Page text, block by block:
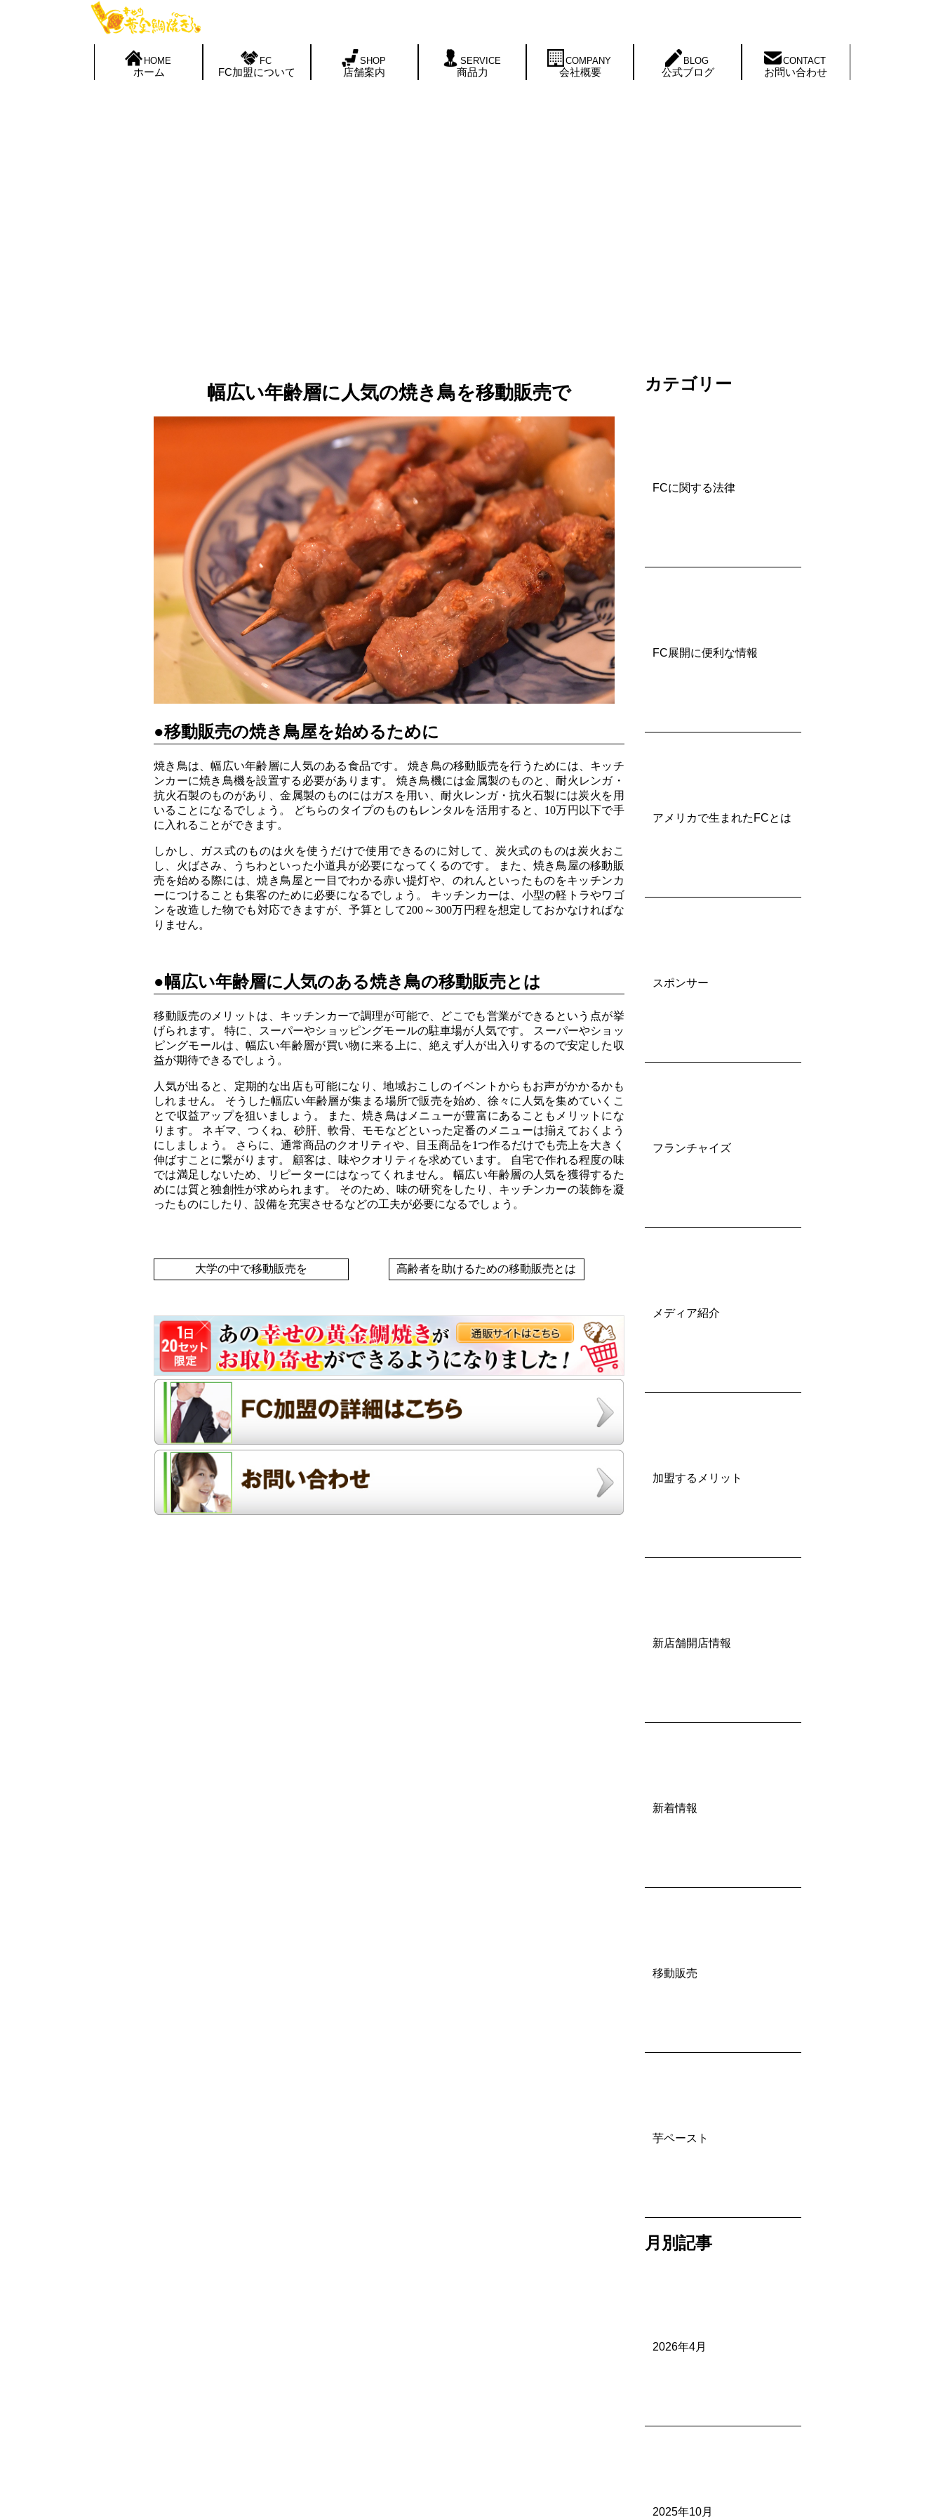
HOME
ホーム
FC
FC加盟について
SHOP
店舗案内
SERVICE
商品力
COMPANY
会社概要
BLOG
公式ブログ
CONTACT
お問い合わせ
幅広い年齢層に人気の焼き鳥を移動販売で
●移動販売の焼き鳥屋を始めるために
焼き鳥は、幅広い年齢層に人気のある食品です。 焼き鳥の移動販売を行うためには、キッチ
ンカーに焼き鳥機を設置する必要があります。 焼き鳥機には金属製のものと、耐火レンガ・
抗火石製のものがあり、金属製のものにはガスを用い、耐火レンガ・抗火石製には炭火を用
いることになるでしょう。 どちらのタイプのものもレンタルを活用すると、10万円以下で手
に入れることができます。
しかし、ガス式のものは火を使うだけで使用できるのに対して、炭火式のものは炭火おこ
し、火ばさみ、うちわといった小道具が必要になってくるのです。 また、焼き鳥屋の移動販
売を始める際には、焼き鳥屋と一目でわかる赤い提灯や、のれんといったものをキッチンカ
ーにつけることも集客のために必要になるでしょう。 キッチンカーは、小型の軽トラやワゴ
ンを改造した物でも対応できますが、予算として200～300万円程を想定しておかなければな
りません。
●幅広い年齢層に人気のある焼き鳥の移動販売とは
移動販売のメリットは、キッチンカーで調理が可能で、どこでも営業ができるという点が挙
げられます。 特に、スーパーやショッピングモールの駐車場が人気です。 スーパーやショッ
ピングモールは、幅広い年齢層が買い物に来る上に、絶えず人が出入りするので安定した収
益が期待できるでしょう。
人気が出ると、定期的な出店も可能になり、地域おこしのイベントからもお声がかかるかも
しれません。 そうした幅広い年齢層が集まる場所で販売を始め、徐々に人気を集めていくこ
とで収益アップを狙いましょう。 また、焼き鳥はメニューが豊富にあることもメリットにな
ります。 ネギマ、つくね、砂肝、軟骨、モモなどといった定番のメニューは揃えておくよう
にしましょう。 さらに、通常商品のクオリティや、目玉商品を1つ作るだけでも売上を大きく
伸ばすことに繋がります。 顧客は、味やクオリティを求めています。 自宅で作れる程度の味
では満足しないため、リピーターにはなってくれません。 幅広い年齢層の人気を獲得するた
めには質と独創性が求められます。 そのため、味の研究をしたり、キッチンカーの装飾を凝
ったものにしたり、設備を充実させるなどの工夫が必要になるでしょう。
大学の中で移動販売を 高齢者を助けるための移動販売とは
カテゴリー
FCに関する法律
FC展開に便利な情報
アメリカで生まれたFCとは
スポンサー
フランチャイズ
メディア紹介
加盟するメリット
新店舗開店情報
新着情報
移動販売
芋ペースト
月別記事
2026年4月
2025年10月